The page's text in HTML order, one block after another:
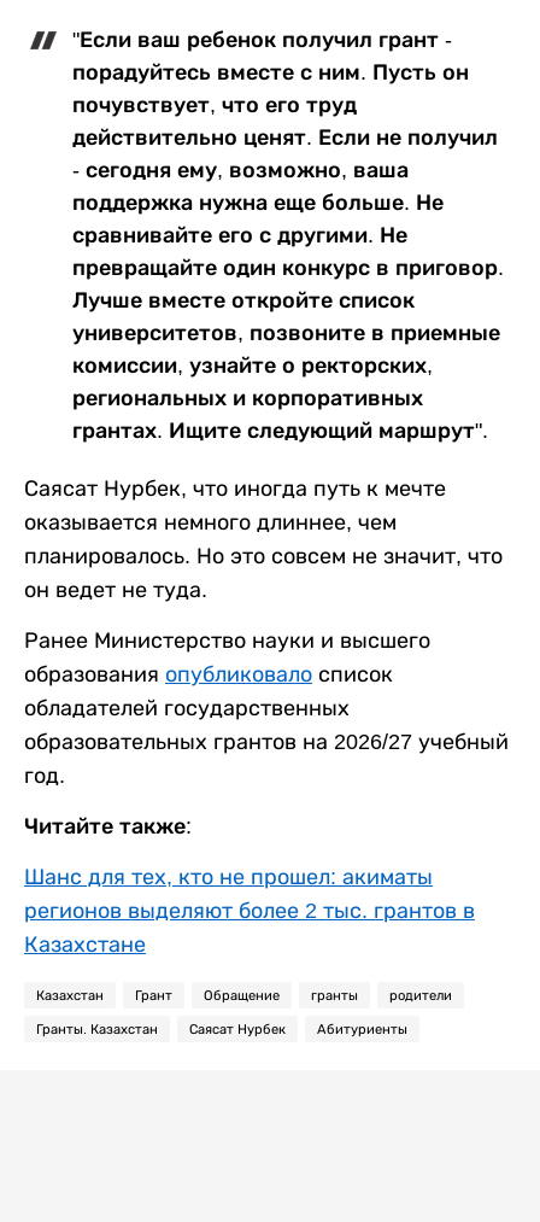
"Если ваш ребенок получил грант -
порадуйтесь вместе с ним. Пусть он
почувствует, что его труд
действительно ценят. Если не получил
- сегодня ему, возможно, ваша
поддержка нужна еще больше. Не
сравнивайте его с другими. Не
превращайте один конкурс в приговор.
Лучше вместе откройте список
университетов, позвоните в приемные
комиссии, узнайте о ректорских,
региональных и корпоративных
грантах. Ищите следующий маршрут".
Саясат Нурбек, что иногда путь к мечте
оказывается немного длиннее, чем
планировалось. Но это совсем не значит, что
он ведет не туда.
Ранее Министерство науки и высшего
образования опубликовало список
обладателей государственных
образовательных грантов на 2026/27 учебный
год.
Читайте также:
Шанс для тех, кто не прошел: акиматы
регионов выделяют более 2 тыс. грантов в
Казахстане
Казахстан Грант Обращение гранты родители
Гранты. Казахстан Саясат Нурбек Абитуриенты